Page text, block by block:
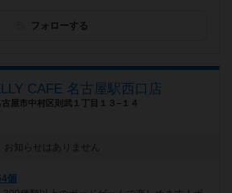
フォローする
CAFE 名古屋駅西口店
屋市中村区則武１丁目１３−１４
お知らせはありません
個